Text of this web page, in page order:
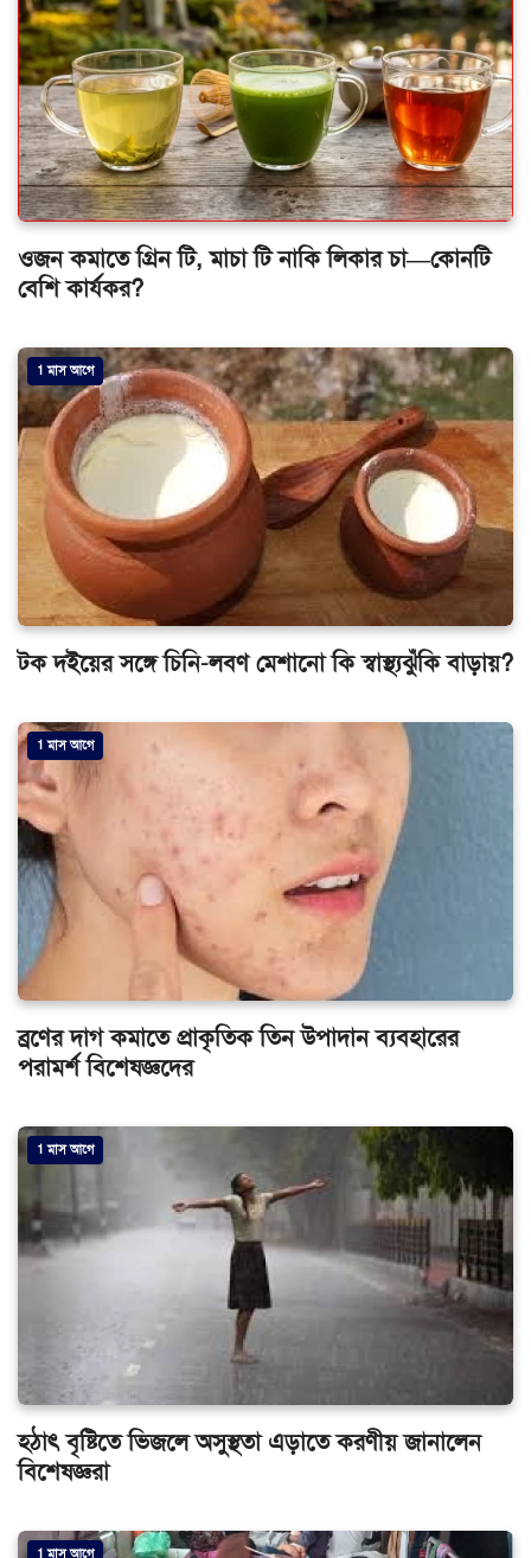
ওজন কমাতে গ্রিন টি, মাচা টি নাকি লিকার চা—কোনটি
বেশি কার্যকর?
টক দইয়ের সঙ্গে চিনি-লবণ মেশানো কি স্বাস্থ্যঝুঁকি বাড়ায়?
1 মাস আগে
ব্রণের দাগ কমাতে প্রাকৃতিক তিন উপাদান ব্যবহারের
পরামর্শ বিশেষজ্ঞদের
1 মাস আগে
হঠাৎ বৃষ্টিতে ভিজলে অসুস্থতা এড়াতে করণীয় জানালেন
বিশেষজ্ঞরা
1 মাস আগে